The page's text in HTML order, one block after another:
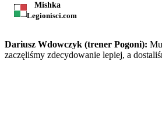
Mishka
Legionisci.com
Dariusz Wdowczyk (trener Pogoni):
zaczęliśmy zdecydowanie lepiej, a